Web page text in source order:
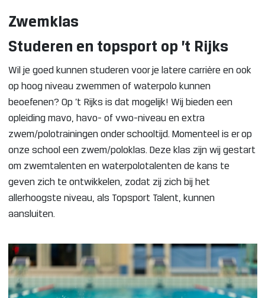
Zwemklas
Studeren en topsport op ’t Rijks
Wil je goed kunnen studeren voor je latere carrière en ook
op hoog niveau zwemmen of waterpolo kunnen
beoefenen? Op ’t Rijks is dat mogelijk! Wij bieden een
opleiding mavo, havo- of vwo-niveau en extra
zwem/polotrainingen onder schooltijd. Momenteel is er op
onze school een zwem/poloklas. Deze klas zijn wij gestart
om zwemtalenten en waterpolotalenten de kans te
geven zich te ontwikkelen, zodat zij zich bij het
allerhoogste niveau, als Topsport Talent, kunnen
aansluiten.